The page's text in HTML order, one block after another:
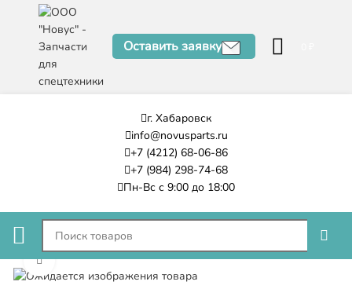
Оставить заявку
г. Хабаровск
info@novusparts.ru
+7 (4212) 68-06-86
+7 (984) 298-74-68
Пн-Вс с 9:00 до 18:00
Нажмите, чтобы увеличить